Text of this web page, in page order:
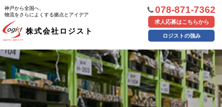
コ
ン
テ
ツ
へ
ス
キ
神戸から全国へ、
物流をさらによくする拠点とアイデア
株式会社ロジスト
078-871-7362
求人応募はこちらから
ロジストの強み